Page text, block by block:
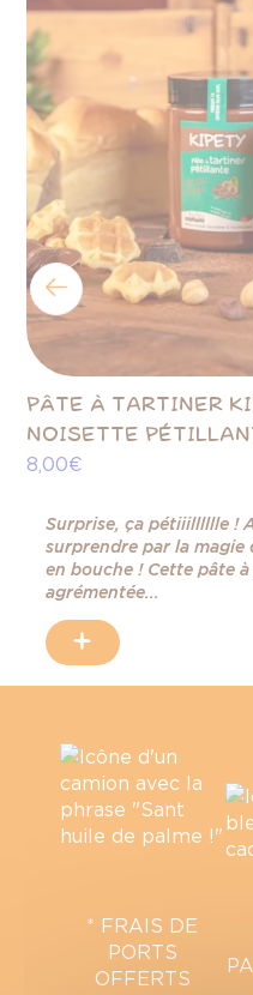
PÂTE À TARTINER
NOISETTE
8,00 €
Surprise, ça pétiiilllllle !
surprendre par la
en bouche ! Cette pâte
agrémentée...
+
* FRAIS DE
PORTS
OFFERTS